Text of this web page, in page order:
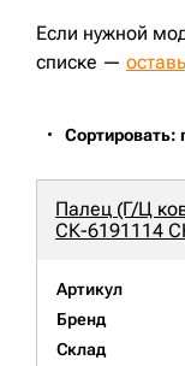
Если нужной
списке —
Сортировать:
Палец (Г/Ц
СК-6191114
Артикул
Бренд
Склад